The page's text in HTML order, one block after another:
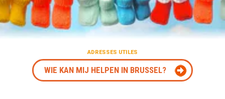
ADRESSES UTILES
WIE KAN MIJ HELPEN IN BRUSSEL?